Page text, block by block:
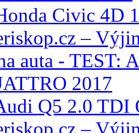
Civic 4D
Q5 2.0 TDI